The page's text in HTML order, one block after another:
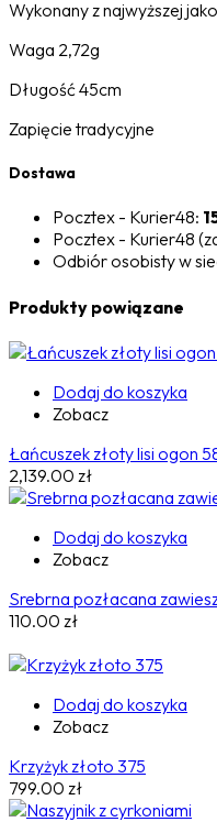
Wykonany z najwyższej
Waga 2,72g
Długość 45cm
Zapięcie tradycyjne
Dostawa
Pocztex - Kurier48:
Pocztex - Kurier48
Odbiór osobisty w
Produkty powiązane
Dodaj do koszyka
Zobacz
Łańcuszek złoty lisi ogon
2,139.00 zł
Dodaj do koszyka
Zobacz
Srebrna pozłacana
110.00 zł
Dodaj do koszyka
Zobacz
Krzyżyk złoto 375
799.00 zł